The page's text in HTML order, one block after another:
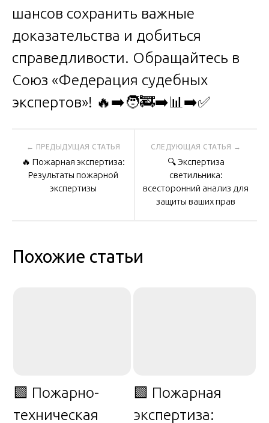
шансов сохранить важные
доказательства и добиться
справедливости. Обращайтесь в
Союз «Федерация судебных
экспертов»! 🔥➡️🧑‍🚒➡️📊➡️✅
Навигация
по
🔥 Пожарная экспертиза:
Результаты пожарной
экспертизы
🔍 Экспертиза
светильника:
всесторонний анализ для
защиты ваших прав
Похожие статьи
🟩 Пожарно-
техническая
🟩 Пожарная
экспертиза: